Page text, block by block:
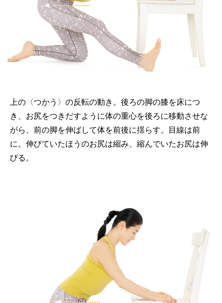
上の〈つかう〉の反転の動き。後ろの脚の膝を床につ
き、お尻をつきだすように体の重心を後ろに移動させな
がら、前の脚を伸ばして体を前後に揺らす。目線は前
に。伸びていたほうのお尻は縮み、縮んでいたお尻は伸
びる。